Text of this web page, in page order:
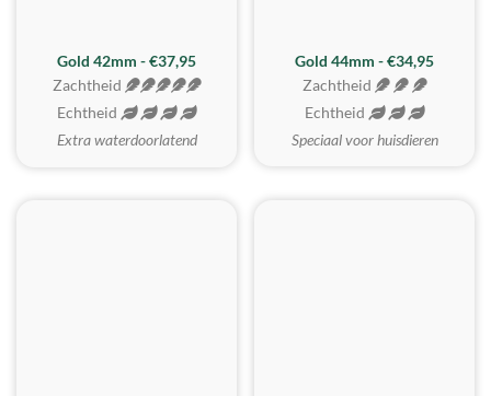
ZACHTSTE
Gold 42mm - €37,95
Zachtheid
Echtheid
Extra waterdoorlatend
Gold 44mm - €34,95
Zachtheid
Echtheid
Speciaal voor huisdieren